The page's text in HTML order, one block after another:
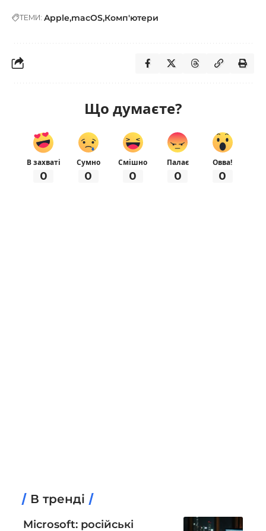
ТЕМИ: Apple macOS Комп'ютери
Що думаєте?
В захваті
0
Сумно
0
Смішно
0
Палає
0
Овва!
0
В тренді
Microsoft: російські